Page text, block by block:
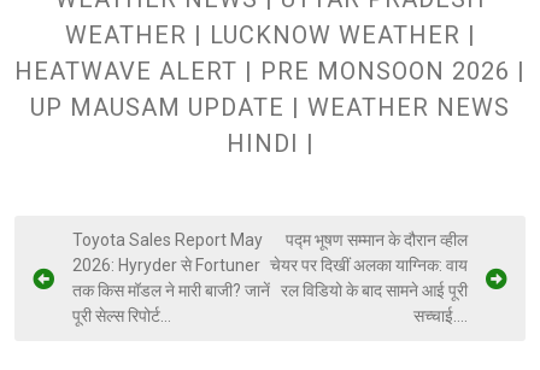
WEATHER | LUCKNOW WEATHER |
HEATWAVE ALERT | PRE MONSOON 2026 |
UP MAUSAM UPDATE | WEATHER NEWS
HINDI |
Toyota Sales Report May
2026: Hyryder से Fortuner
तक किस मॉडल ने मारी बाजी? जानें
पूरी सेल्स रिपोर्ट…
पद्म भूषण सम्मान के दौरान व्हील
चेयर पर दिखीं अलका याग्निक: वाय
रल विडियो के बाद सामने आई पूरी
सच्चाई….